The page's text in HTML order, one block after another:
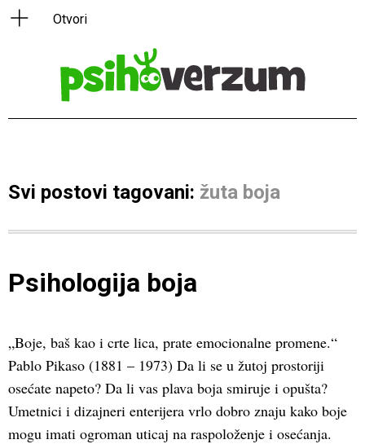
Svi postovi tagovani: žuta boja
Psihologija boja
„Boje, baš kao i crte lica, prate emocionalne promene.“
Pablo Pikaso (1881 – 1973) Da li se u žutoj prostoriji
osećate napeto? Da li vas plava boja smiruje i opušta?
Umetnici i dizajneri enterijera vrlo dobro znaju kako boje
mogu imati ogroman uticaj na raspoloženje i osećanja.